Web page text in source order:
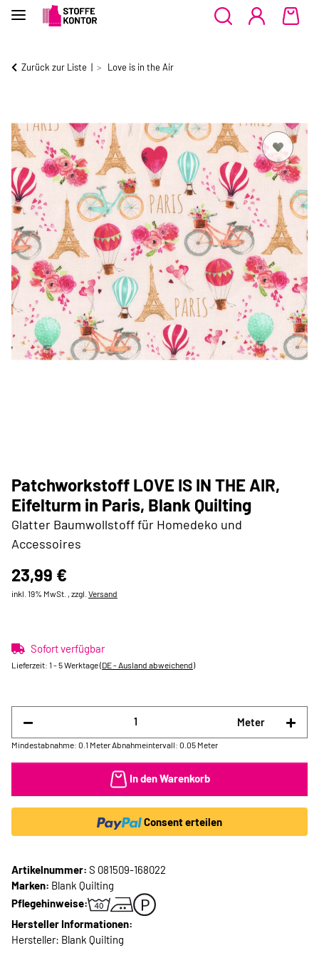
Zurück zur Liste Love is in the Air
Patchworkstoff LOVE IS IN THE AIR,
Eifelturm in Paris, Blank Quilting
Glatter Baumwollstoff für Homedeko und
Accessoires
23,99 €
inkl. 19% MwSt. , zzgl. Versand
Sofort verfügbar
Lieferzeit: 1 - 5 Werktage(DE - Ausland abweichend)
Meter
Mindestabnahme: 0.1 Meter Abnahmeintervall: 0.05 Meter
In den Warenkorb
Consent erteilen
Artikelnummer: S 081509-168022
Marken: Blank Quilting
Pflegehinweise:
Hersteller Informationen:
Hersteller: Blank Quilting